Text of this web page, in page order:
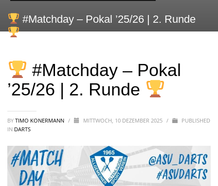
#Matchday – Pokal ’25/26 | 2. Runde
#Matchday – Pokal
’25/26 | 2. Runde
BY TIMO KONERMANN / MITTWOCH, 10 DEZEMBER 2025 /
PUBLISHED
IN DARTS